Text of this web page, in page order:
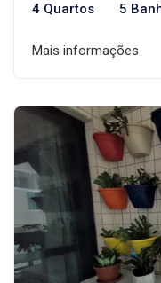
4 Quartos 5
Mais informações